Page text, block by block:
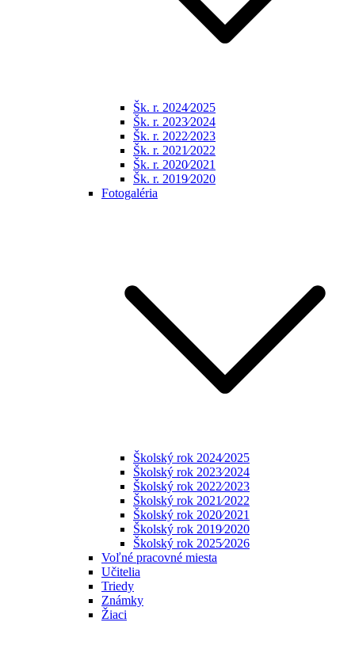
Šk. r. 2024⁄2025
Šk. r. 2023⁄2024
Šk. r. 2022⁄2023
Šk. r. 2021⁄2022
Šk. r. 2020⁄2021
Šk. r. 2019⁄2020
Fotogaléria
Školský rok 2024⁄2025
Školský rok 2023⁄2024
Školský rok 2022⁄2023
Školský rok 2021⁄2022
Školský rok 2020⁄2021
Školský rok 2019⁄2020
Školský rok 2025⁄2026
Voľné pracovné miesta
Učitelia
Triedy
Známky
Žiaci